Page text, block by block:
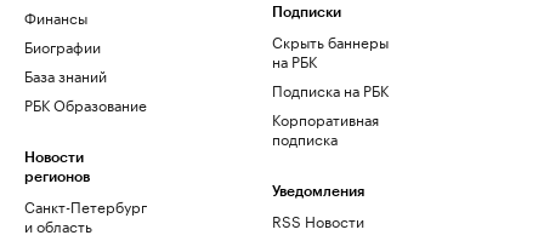
Финансы
Биографии
База знаний
РБК Образование
Новости
регионов
Санкт-Петербург
и область
Подписки
Скрыть баннеры
на РБК
Подписка на РБК
Корпоративная
подписка
Уведомления
RSS Новости